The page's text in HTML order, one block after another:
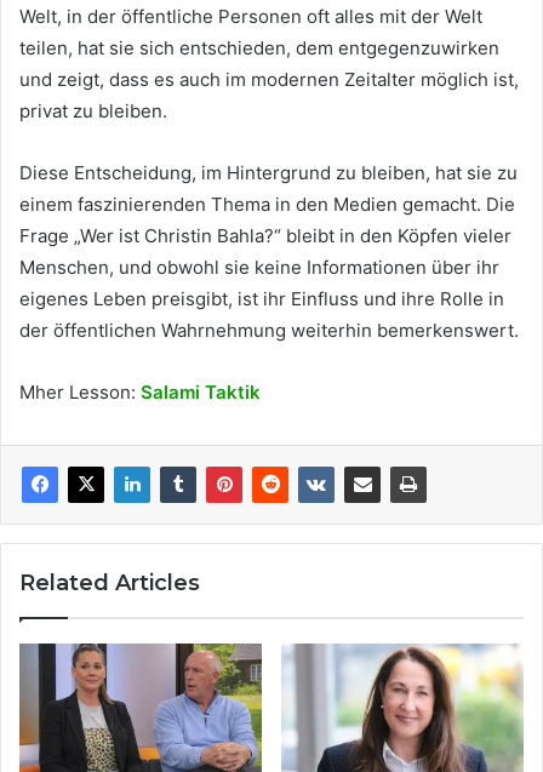
Welt, in der öffentliche Personen oft alles mit der Welt
teilen, hat sie sich entschieden, dem entgegenzuwirken
und zeigt, dass es auch im modernen Zeitalter möglich ist,
privat zu bleiben.
Diese Entscheidung, im Hintergrund zu bleiben, hat sie zu
einem faszinierenden Thema in den Medien gemacht. Die
Frage „Wer ist Christin Bahla?“ bleibt in den Köpfen vieler
Menschen, und obwohl sie keine Informationen über ihr
eigenes Leben preisgibt, ist ihr Einfluss und ihre Rolle in
der öffentlichen Wahrnehmung weiterhin bemerkenswert.
Mher Lesson: Salami Taktik
Related Articles